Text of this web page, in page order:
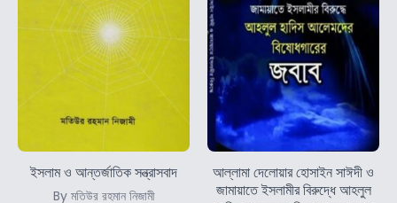
ইসলাম ও আন্তর্জাতিক সন্ত্রাসবাদ
By মতিউর রহমান নিজামী
আল্লামা দেলোয়ার হোসাইন সাঈদী ও
জামায়াতে ইসলামীর বিরুদ্ধে আহলুল